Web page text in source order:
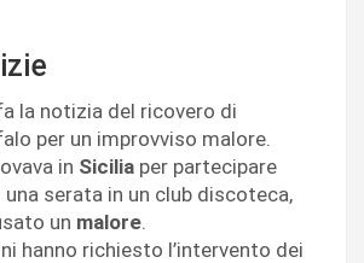
la notizia del ricovero di
per un improvviso malore.
in Sicilia per partecipare
serata in un club discoteca,
un malore.
hanno richiesto l’intervento dei